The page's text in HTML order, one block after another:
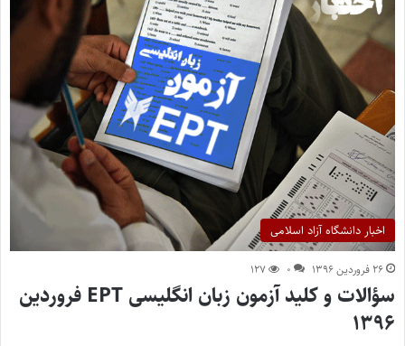
اخبار دانشگاه آزاد اسلامی
۲۶ فروردین ۱۳۹۶ ۰ ۱۲۷
سؤالات و کلید آزمون زبان انگلیسی EPT فروردین
۱۳۹۶